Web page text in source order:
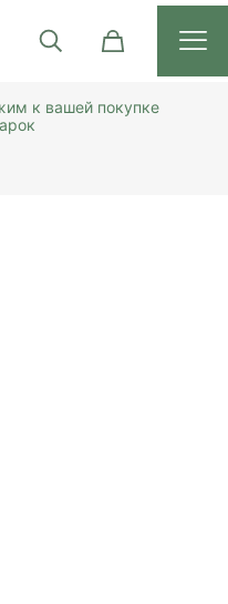
к вашей покупке